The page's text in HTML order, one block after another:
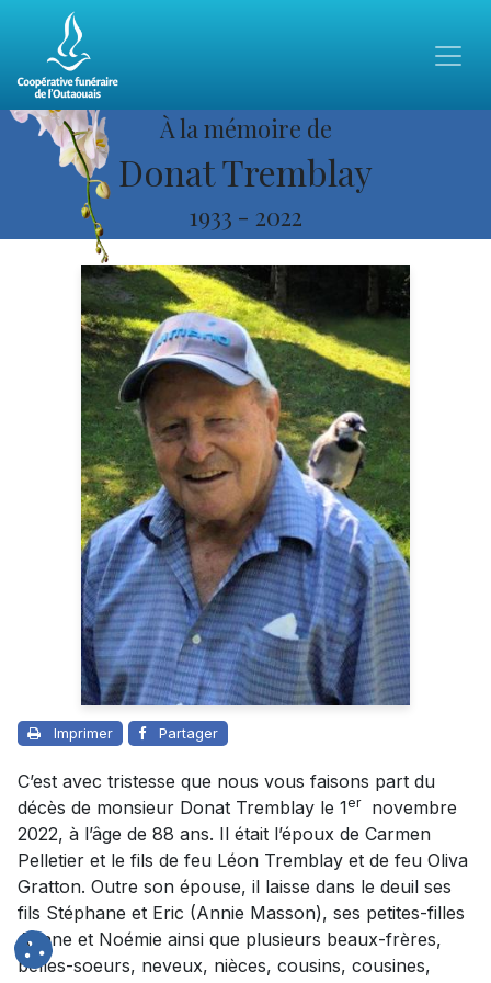
À la mémoire de
Donat Tremblay
1933 - 2022
Imprimer Partager
C’est avec tristesse que nous vous faisons part du
décès de monsieur Donat Tremblay le 1ernovembre
2022, à l’âge de 88 ans. Il était l’époux de Carmen
Pelletier et le fils de feu Léon Tremblay et de feu Oliva
Gratton. Outre son épouse, il laisse dans le deuil ses
fils Stéphane et Eric (Annie Masson), ses petites-filles
Ariane et Noémie ainsi que plusieurs beaux-frères,
belles-soeurs, neveux, nièces, cousins, cousines,